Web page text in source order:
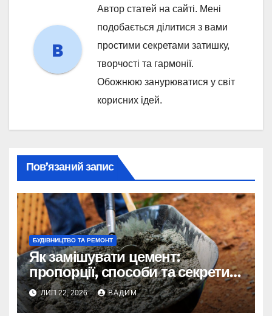
Автор статей на сайті. Мені
подобається ділитися з вами
простими секретами затишку,
творчості та гармонії.
Обожнюю занурюватися у світ
корисних ідей.
Пов’язаний запис
БУДІВНИЦТВО ТА РЕМОНТ
Як замішувати цемент:
пропорції, способи та секрети
міцного розчину
ЛИП 22, 2026 ВАДИМ